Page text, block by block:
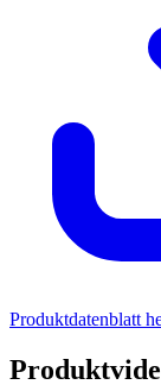
Produktdatenblatt